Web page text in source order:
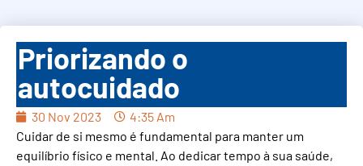
Priorizando o
autocuidado
30 Nov 2023
4:35 Am
Cuidar de si mesmo é fundamental para manter um
equilíbrio físico e mental. Ao dedicar tempo à sua saúde,